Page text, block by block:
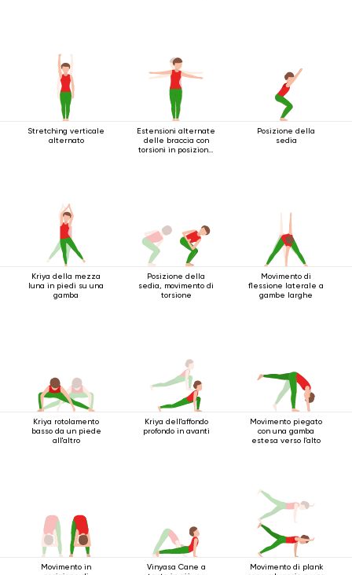
Stretching verticale
alternato
Estensioni alternate
delle braccia con
torsioni in posizione
Posizione della
sedia
Kriya della mezza
luna in piedi su una
gamba
Posizione della
sedia, movimento di
torsione
Movimento di
flessione laterale a
gambe larghe
Kriya rotolamento
basso da un piede
all'altro
Kriya dell'affondo
profondo in avanti
Movimento piegato
con una gamba
estesa verso l'alto
Movimento in
Vinyasa Cane a
Movimento di plank